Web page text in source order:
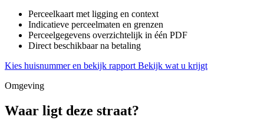
Perceelkaart met ligging en context
Indicatieve perceelmaten en grenzen
Perceelgegevens overzichtelijk in één PDF
Direct beschikbaar na betaling
Kies huisnummer en bekijk rapport Bekijk wat u krijgt
Omgeving
Waar ligt deze straat?